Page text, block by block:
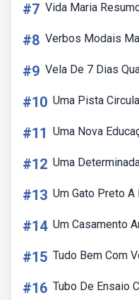
#7 Vida Maria
#8 Verbos Modais
#9 Vela De 7 Dias
#10 Uma Pista
#11 Uma Nova
#12 Uma
#13 Um Gato Preto A
#14 Um Casamento
#15 Tudo Bem Com
#16 Tubo De Ensaio